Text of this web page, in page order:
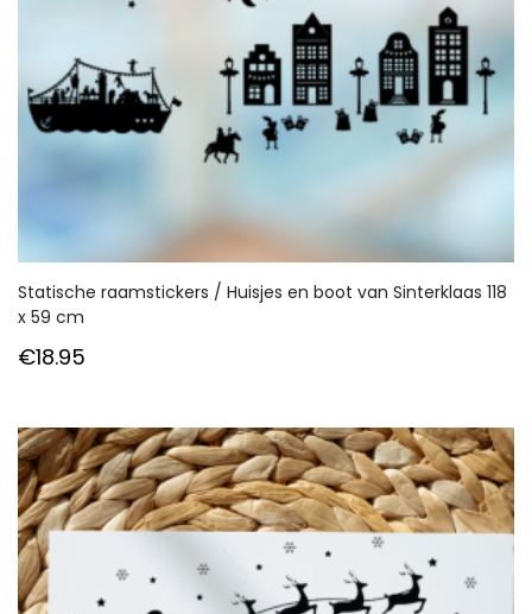
Statische raamstickers / Huisjes en boot van Sinterklaas 118
x 59 cm
€18.95